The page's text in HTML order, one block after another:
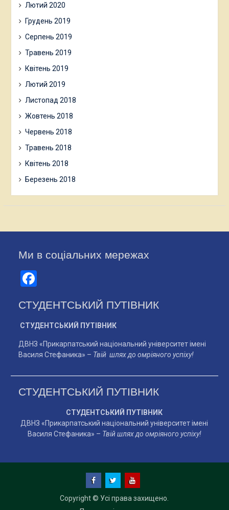
Лютий 2020
Грудень 2019
Серпень 2019
Травень 2019
Квітень 2019
Лютий 2019
Листопад 2018
Жовтень 2018
Червень 2018
Травень 2018
Квітень 2018
Березень 2018
Ми в соціальних мережах
СТУДЕНТСЬКИЙ ПУТІВНИК
СТУДЕНТСЬКИЙ ПУТІВНИК
ДВНЗ «Прикарпатський національний університет імені
Василя Стефаника» – Твій шлях до омріяного успіху!
СТУДЕНТСЬКИЙ ПУТІВНИК
СТУДЕНТСЬКИЙ ПУТІВНИК
ДВНЗ «Прикарпатський національний університет імені
Василя Стефаника» – Твій шлях до омріяного успіху!
Copyright © Усі права захищено.